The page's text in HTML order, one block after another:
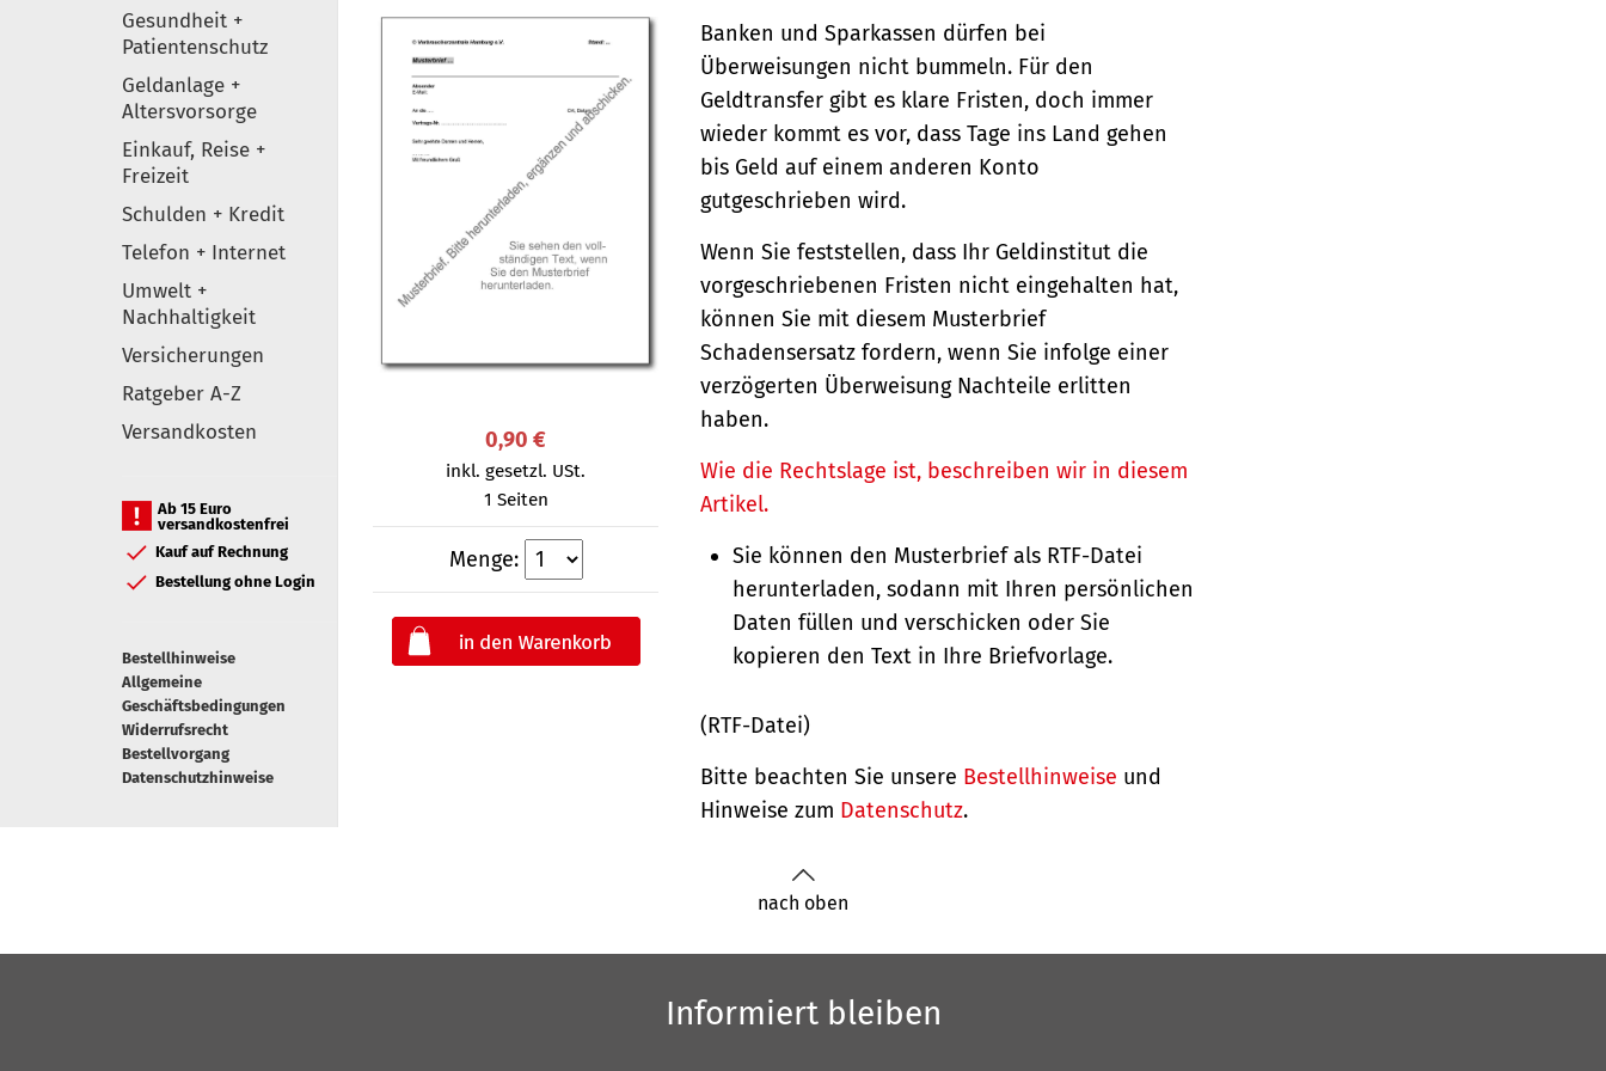
Gesundheit +
Patientenschutz
Geldanlage +
Altersvorsorge
Einkauf, Reise +
Freizeit
Schulden + Kredit
Telefon + Internet
Umwelt +
Nachhaltigkeit
Versicherungen
Ratgeber A-Z
Versandkosten
Ab 15 Euro
versandkostenfrei
Kauf auf Rechnung
Bestellung ohne Login
Bestellhinweise
Allgemeine
Geschäftsbedingungen
Widerrufsrecht
Bestellvorgang
Datenschutzhinweise
0,90 €
inkl. gesetzl. USt.
1 Seiten
Menge:
Banken und Sparkassen dürfen bei
Überweisungen nicht bummeln. Für den
Geldtransfer gibt es klare Fristen, doch immer
wieder kommt es vor, dass Tage ins Land gehen
bis Geld auf einem anderen Konto
gutgeschrieben wird.
Wenn Sie feststellen, dass Ihr Geldinstitut die
vorgeschriebenen Fristen nicht eingehalten hat,
können Sie mit diesem Musterbrief
Schadensersatz fordern, wenn Sie infolge einer
verzögerten Überweisung Nachteile erlitten
haben.
Wie die Rechtslage ist, beschreiben wir in diesem
Artikel.
Sie können den Musterbrief als RTF-Datei
herunterladen, sodann mit Ihren persönlichen
Daten füllen und verschicken oder Sie
kopieren den Text in Ihre Briefvorlage.
(RTF-Datei)
Bitte beachten Sie unsere Bestellhinweise und
Hinweise zum Datenschutz.
nach oben
Informiert bleiben